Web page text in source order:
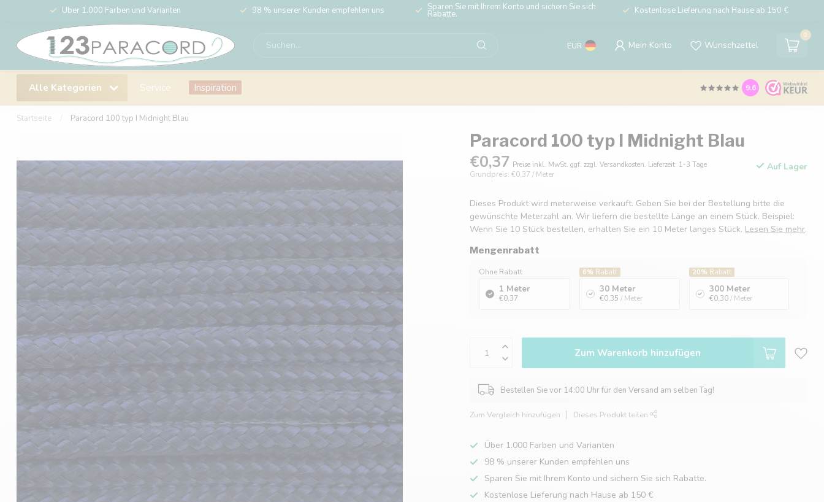
Über 1.000 Farben und Varianten 98 % unserer Kunden empfehlen uns Sparen Sie mit Ihrem Konto und sichern Sie sich
Rabatte. Kostenlose Lieferung nach Hause ab 150 €
EUR Mein Konto Wunschzettel
0
Alle Kategorien Service Inspiration 9.6
Startseite Paracord 100 typ I Midnight Blau
Paracord 100 typ I Midnight Blau
€0,37 Preise inkl. MwSt. ggf. zzgl. Versandkosten. Lieferzeit: 1-3 Tage
Grundpreis: €0,37 / Meter
Auf Lager
Dieses Produkt wird meterweise verkauft. Geben Sie bei der Bestellung bitte die
gewünschte Meterzahl an. Wir liefern die bestellte Länge an einem Stück. Beispiel:
Wenn Sie 10 Stück bestellen, erhalten Sie ein 10 Meter langes Stück. Lesen Sie mehr.
Mengenrabatt
Ohne Rabatt
1 Meter
€0,37
6% Rabatt
30 Meter
€0,35 / Meter
20% Rabatt
300 Meter
€0,30 / Meter
Zum Warenkorb hinzufügen
Bestellen Sie vor 14:00 Uhr für den Versand am selben Tag!
Zum Vergleich hinzufügen Dieses Produkt teilen
Über 1.000 Farben und Varianten
98 % unserer Kunden empfehlen uns
Sparen Sie mit Ihrem Konto und sichern Sie sich Rabatte.
Kostenlose Lieferung nach Hause ab 150 €